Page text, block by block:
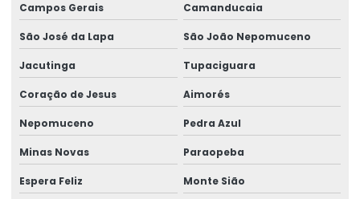
Palestras de ergonomia para empresas
Perícia de ação revisional
Perícia de capacidade laborativa
Perícia de capacidade ocupacional
Campos Gerais Camanducaia
São José da Lapa São João Nepomuceno
Jacutinga Tupaciguara
Coração de Jesus Aimorés
Nepomuceno Pedra Azul
Minas Novas Paraopeba
Espera Feliz Monte Sião